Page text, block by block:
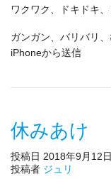
ワクワク、ドキドキ
ガンガン、バリバリ
iPhoneから送信
休みあけ
投稿日 2018年9月12
投稿者 ジュリ